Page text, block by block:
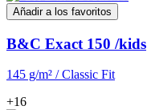
Añadir a los favoritos
B&C Exact 150 /kids
145 g/m² / Classic Fit
+16